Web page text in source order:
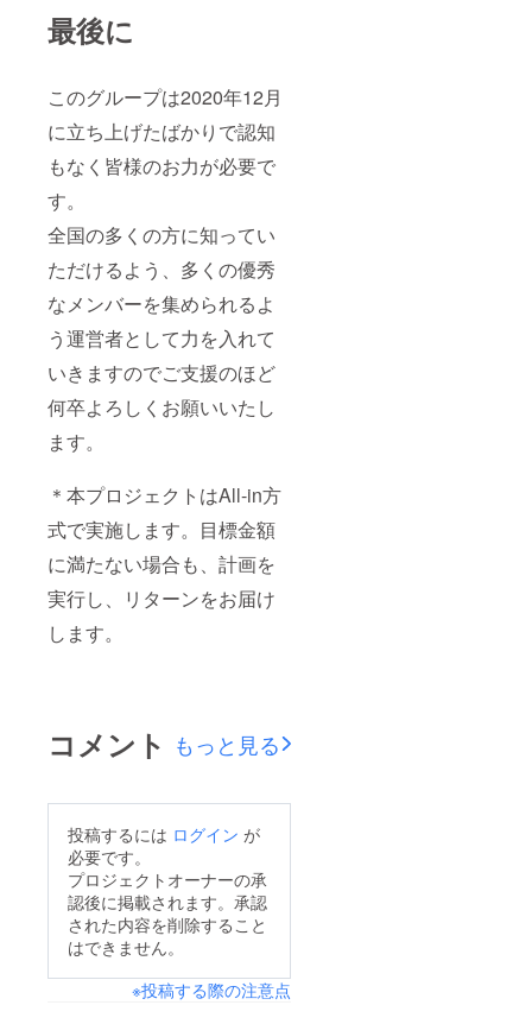
最後に
このグループは2020年12月
に立ち上げたばかりで認知
もなく皆様のお力が必要で
す。
全国の多くの方に知ってい
ただけるよう、多くの優秀
なメンバーを集められるよ
う運営者として力を入れて
いきますのでご支援のほど
何卒よろしくお願いいたし
ます。
＊本プロジェクトはAll-in方
式で実施します。目標金額
に満たない場合も、計画を
実行し、リターンをお届け
します。
コメント もっと見る
投稿するには ログイン が
必要です。
プロジェクトオーナーの承
認後に掲載されます。承認
された内容を削除すること
はできません。
※投稿する際の注意点